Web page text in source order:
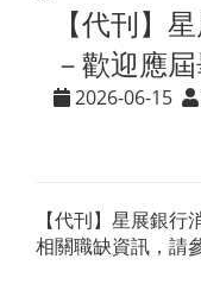
【代刊】
－歡迎應
2026-06-15
【代刊】星展銀行
相關職缺資訊，請